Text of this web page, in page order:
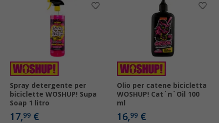
Spray detergente per
biciclette WOSHUP! Supa
Soap 1 litro
17,99 €
Olio per catene bicicletta
WOSHUP! Cat´n´Oil 100
ml
16,99 €